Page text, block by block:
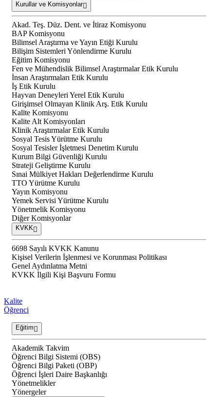
Kurullar ve Komisyonlar
Akad. Teş. Düz. Dent. ve İtiraz Komisyonu
BAP Komisyonu
Bilimsel Araştırma ve Yayın Etiği Kurulu
Bilişim Sistemleri Yönlendirme Kurulu
Eğitim Komisyonu
Fen ve Mühendislik Bilimsel Araştırmalar Etik Kurulu
İnsan Araştırmaları Etik Kurulu
İş Etik Kurulu
Hayvan Deneyleri Yerel Etik Kurulu
Girişimsel Olmayan Klinik Arş. Etik Kurulu
Kalite Komisyonu
Kalite Alt Komisyonları
Klinik Araştırmalar Etik Kurulu
Sosyal Tesis Yürütme Kurulu
Sosyal Tesisler İşletmesi Denetim Kurulu
Kurum Bilgi Güvenliği Kurulu
Strateji Geliştirme Kurulu
Sınai Mülkiyet Hakları Değerlendirme Kurulu
TTO Yürütme Kurulu
Yayın Komisyonu
Yemek Servisi Yürütme Kurulu
Yönetmelik Komisyonu
Diğer Komisyonlar
KVKK
6698 Sayılı KVKK Kanunu
Kişisel Verilerin İşlenmesi ve Korunması Politikası
Genel Aydınlatma Metni
KVKK İlgili Kişi Başvuru Formu
Kalite
Öğrenci
Eğitim
Akademik Takvim
Öğrenci Bilgi Sistemi (OBS)
Öğrenci Bilgi Paketi (OBP)
Öğrenci İşleri Daire Başkanlığı
Yönetmelikler
Yönergeler